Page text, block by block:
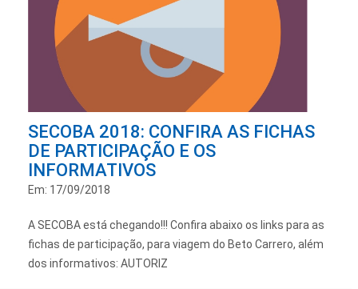
SECOBA 2018: CONFIRA AS FICHAS
DE PARTICIPAÇÃO E OS
INFORMATIVOS
Em: 17/09/2018
A SECOBA está chegando!!! Confira abaixo os links para as
fichas de participação, para viagem do Beto Carrero, além
dos informativos: AUTORIZ